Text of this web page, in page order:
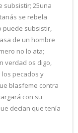
subsistir; 25una
se rebela
puede subsistir,
de un hombre
no lo ata;
verdad os digo,
pecados y
blasfeme contra
con su
decían que tenía